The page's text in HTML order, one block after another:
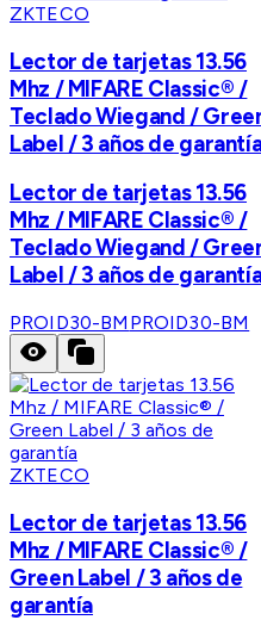
ZKTECO
Lector de tarjetas 13.56
Mhz / MIFARE Classic® /
Teclado Wiegand /
Label / 3 años de
Lector de tarjetas 13.56
Mhz / MIFARE Classic® /
Teclado Wiegand /
Label / 3 años de
PROID30-BM PROID30-BM
ZKTECO
Lector de tarjetas 13.56
Mhz / MIFARE Classic® /
Green Label / 3 años de
garantía